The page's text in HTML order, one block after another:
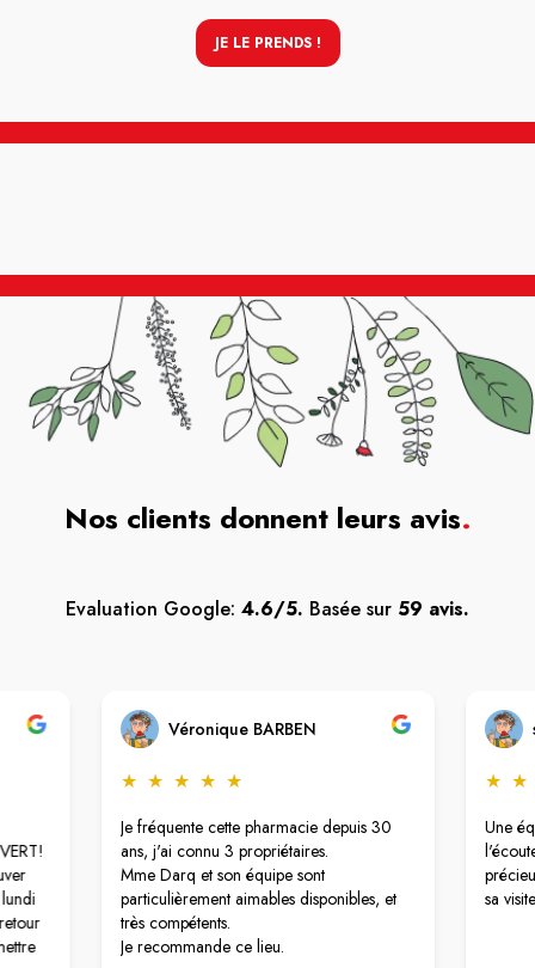
JE LE PRENDS !
Nos clients donnent leurs avis.
Evaluation Google: 4.6/5. Basée sur 59 avis.
Véronique BARBEN
★ ★ ★ ★ ★
Je fréquente cette pharmacie depuis 30
ans, j'ai connu 3 propriétaires.
Mme Darq et son équipe sont
particulièrement aimables disponibles, et
très compétents.
Je recommande ce lieu.
★ ★
Une
sa